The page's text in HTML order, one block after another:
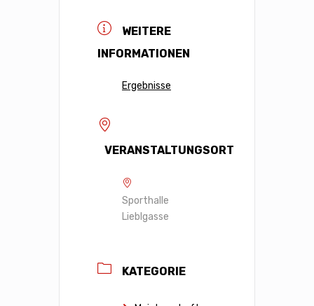
WEITERE
INFORMATIONEN
Ergebnisse
VERANSTALTUNGSORT
Sporthalle
Lieblgasse
KATEGORIE